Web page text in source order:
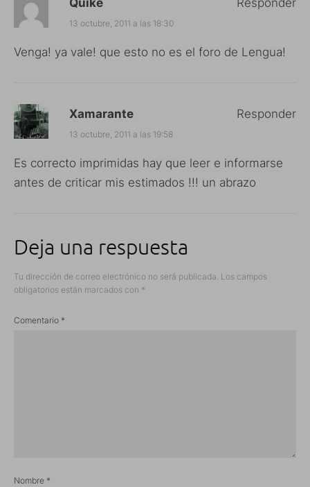
Quike
13 octubre, 2011 a las 18:30
Venga! ya vale! que esto no es el foro de Lengua!
Responder
Xamarante
13 octubre, 2011 a las 19:58
Es correcto imprimidas hay que leer e informarse
antes de criticar mis estimados !!! un abrazo
Responder
Deja una respuesta
Tu dirección de correo electrónico no será publicada. Los campos
obligatorios están marcados con *
Comentario *
Nombre *